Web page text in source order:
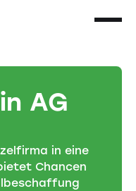
AG
in eine
Chancen